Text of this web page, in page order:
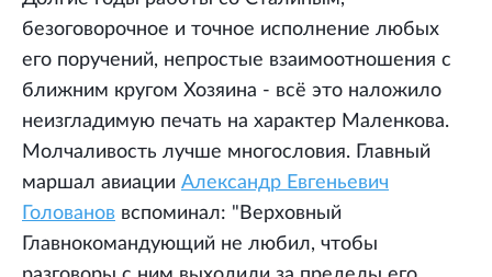
безоговорочное и точное исполнение любых
его поручений, непростые взаимоотношения с
ближним кругом Хозяина - всё это наложило
неизгладимую печать на характер Маленкова.
Молчаливость лучше многословия. Главный
маршал авиации Александр Евгеньевич
Голованов вспоминал: "Верховный
Главнокомандующий не любил, чтобы